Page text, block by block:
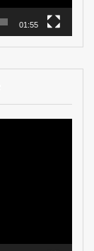
01:55